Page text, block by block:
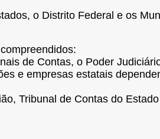
o Distrito Federal e os
de Contas, o Poder
e empresas estatais
Tribunal de Contas do